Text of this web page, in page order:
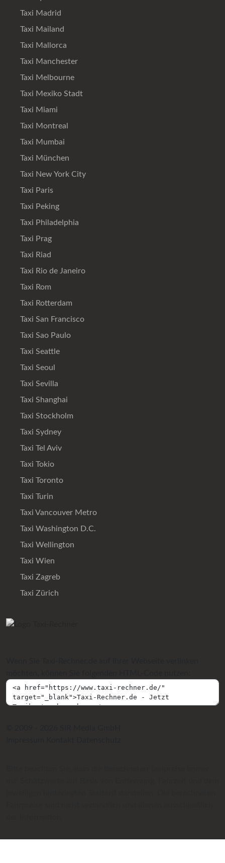
Taxi Madrid
Taxi Mailand
Taxi Mallorca
Taxi Manchester
Taxi Melbourne
Taxi Mexiko Stadt
Taxi Miami
Taxi Montreal
Taxi Mumbai
Taxi München
Taxi New York City
Taxi Paris
Taxi Peking
Taxi Philadelphia
Taxi Prag
Taxi Riad
Taxi Rio de Janeiro
Taxi Rom
Taxi Rotterdam
Taxi San Francisco
Taxi Sao Paulo
Taxi Seattle
Taxi Seoul
Taxi Sevilla
Taxi Shanghai
Taxi Stockholm
Taxi Sydney
Taxi Tel Aviv
Taxi Tokio
Taxi Toronto
Taxi Turin
Taxi Vancouver Metro
Taxi Washington D.C.
Taxi Wellington
Taxi Wien
Taxi Zagreb
Taxi Zürich